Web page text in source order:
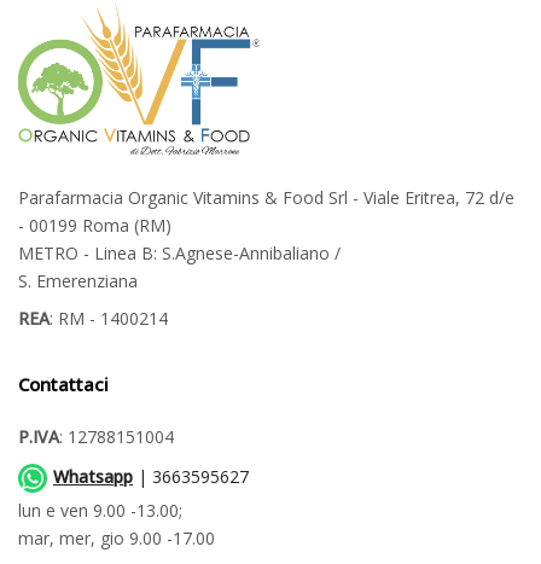
Parafarmacia Organic Vitamins & Food Srl - Viale Eritrea, 72 d/e
- 00199 Roma (RM)
METRO - Linea B: S.Agnese-Annibaliano /
S. Emerenziana
REA: RM - 1400214
Contattaci
P.IVA: 12788151004
Whatsapp | 3663595627
lun e ven 9.00 -13.00;
mar, mer, gio 9.00 -17.00